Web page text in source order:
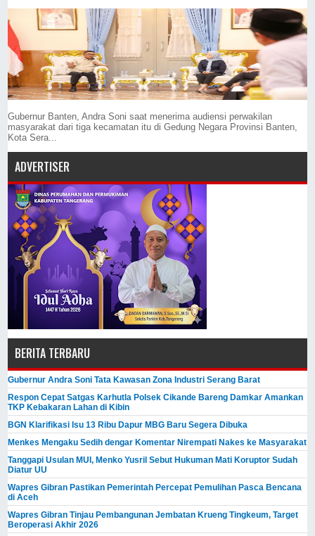
Gubernur Banten, Andra Soni saat menerima audiensi perwakilan
masyarakat dari tiga kecamatan itu di Gedung Negara Provinsi Banten,
Kota Sera...
ADVERTISER
BERITA TERBARU
Gubernur Andra Soni Tata Kawasan Zona Industri Serang Barat
Respon Cepat Satgas Karhutla Polsek Cikande Bareng Damkar Amankan
TKP Kebakaran Lahan di Kibin
BGN Klarifikasi Isu 13 Ribu Dapur MBG Baru Segera Dibuka
Menkes Mengaku Sedih dengar Komentar Nirempati Nakes ke Masyarakat
Tanggapi Usulan MUI, Menko Yusril Sebut Hukuman Mati Koruptor Sudah
Diatur UU
Wapres Gibran Pastikan Pemerintah Percepat Pemulihan Pasca Bencana
di Aceh
Wapres Gibran Tinjau Pembangunan Jembatan Krueng Tingkeum, Target
Beroperasi Akhir 2026